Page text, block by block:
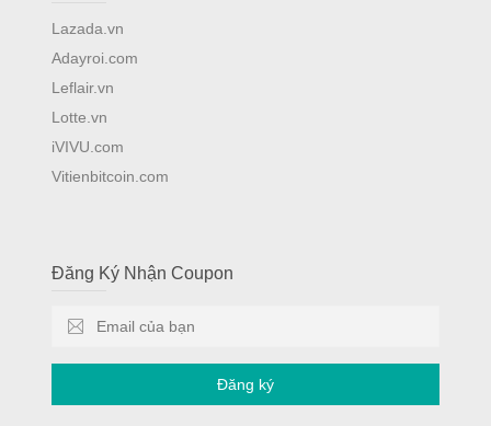
Lazada.vn
Adayroi.com
Leflair.vn
Lotte.vn
iVIVU.com
Vitienbitcoin.com
Đăng Ký Nhận Coupon
Đăng ký